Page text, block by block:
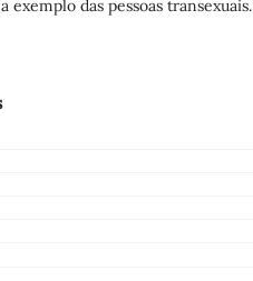
exemplo das pessoas transexuais.